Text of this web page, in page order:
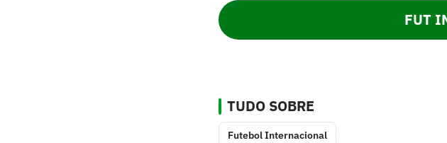
FUT
TUDO SOBRE
Futebol Internacional